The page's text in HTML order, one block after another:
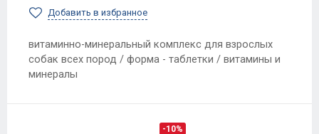
Добавить в избранное
витаминно-минеральный комплекс для взрослых
собак всех пород / форма - таблетки / витамины и
минералы
-10%